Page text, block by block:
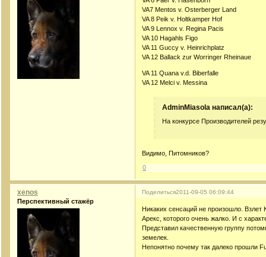
VA7 Mentos v. Osterberger Land
VA 8 Peik v. Holtkamper Hof
VA 9 Lennox v. Regina Pacis
VA 10 Hagahls Figo
VA 11 Guccy v. Heinrichplatz
VA 12 Ballack zur Worringer Rheinaue
VA 11 Quana v.d. Biberfalle
VA 12 Melci v. Messina
AdminMiasola написал(а):
На конкурсе Производителей
Видимо, Питомников?
0
Поделиться2011-09-05 06:09:44
xenos
Перспективный стажёр
Никаких сенсаций не произошло.
Арекс, которого очень жалко. И с
Представил качественную группу
земелек.
Непонятно почему так далеко прошли